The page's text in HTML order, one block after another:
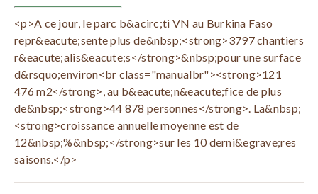
<p>A ce jour, le parc b&acirc;ti VN au Burkina Faso
repr&eacute;sente plus de&nbsp;<strong>3797 chantiers
r&eacute;alis&eacute;s</strong>&nbsp;pour une surface
d&rsquo;environ<br class="manualbr"><strong>121
476 m2</strong>, au b&eacute;n&eacute;fice de plus
de&nbsp;<strong>44 878 personnes</strong>. La&nbsp;
<strong>croissance annuelle moyenne est de
12&nbsp;%&nbsp;</strong>sur les 10 derni&egrave;res
saisons.</p>